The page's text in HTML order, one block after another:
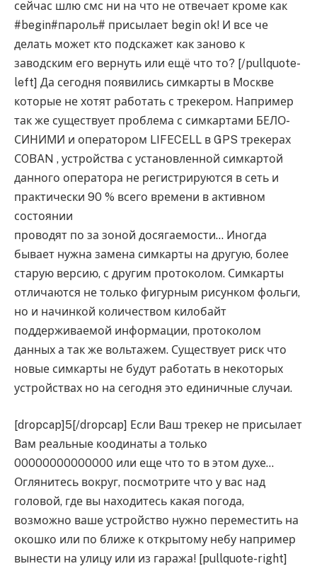
сейчас шлю смс ни на что не отвечает кроме как
#begin#пароль# присылает begin ok! И все че
делать может кто подскажет как заново к
заводским его вернуть или ещё что то? [/pullquote-
left] Да сегодня появились симкарты в Москве
которые не хотят работать с трекером. Например
так же существует проблема с симкартами БЕЛО-
СИНИМИ и оператором LIFECELL в GPS трекерах
СOBAN , устройства с установленной симкартой
данного оператора не регистрируются в сеть и
практически 90 % всего времени в активном
состоянии
проводят по за зоной досягаемости… Иногда
бывает нужна замена симкарты на другую, более
старую версию, с другим протоколом. Симкарты
отличаются не только фигурным рисунком фольги,
но и начинкой количеством килобайт
поддерживаемой информации, протоколом
данных а так же вольтажем. Существует риск что
новые симкарты не будут работать в некоторых
устройствах но на сегодня это единичные случаи.
[dropcap]5[/dropcap] Если Ваш трекер не присылает
Вам реальные коодинаты а только
00000000000000 или еще что то в этом духе…
Оглянитесь вокруг, посмотрите что у вас над
головой, где вы находитесь какая погода,
возможно ваше устройство нужно переместить на
окошко или по ближе к открытому небу например
вынести на улицу или из гаража! [pullquote-right]